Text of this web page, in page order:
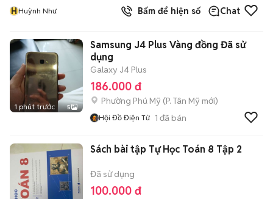
HHuỳnh Như Bấm để hiện số Chat
1 phút trước 5
Samsung J4 Plus Vàng đồng Đã sử
dụng
Galaxy J4 Plus
186.000 đ
Phường Phú Mỹ (P. Tân Mỹ mới)
Hội Đồ Điện Tử 1 đã bán
Sách bài tập Tự Học Toán 8 Tập 2
Đã sử dụng
100.000 đ